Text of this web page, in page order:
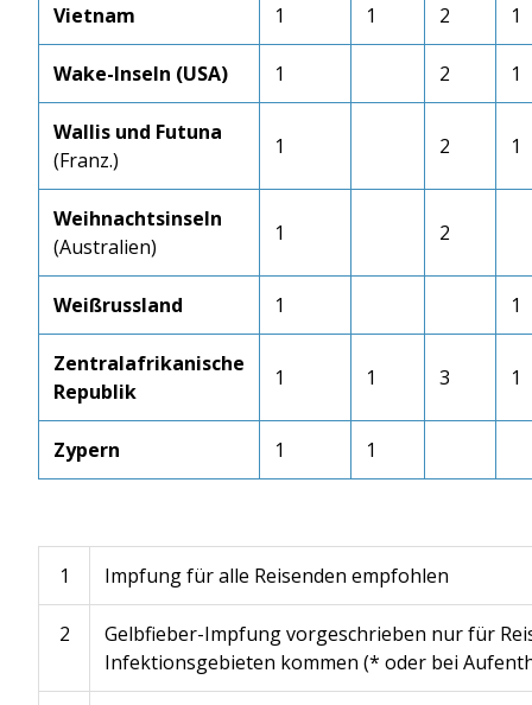
Vietnam 1 1 2 1
Wake-Inseln (USA) 1 2 1
Wallis und Futuna
(Franz.)
1 2 1
Weihnachtsinseln
(Australien)
1 2
Weißrussland 1 1
Zentralafrikanische
Republik
1 1 3 1
Zypern 1 1
1 Impfung für alle Reisenden empfohlen
2
Gelbfieber-Impfung vorgeschrieben nur für
Infektionsgebieten kommen (* oder bei